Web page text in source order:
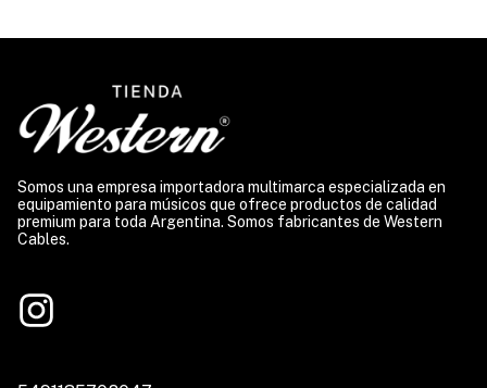
Somos una empresa importadora multimarca especializada en
equipamiento para músicos que ofrece productos de calidad
premium para toda Argentina. Somos fabricantes de Western
Cables.